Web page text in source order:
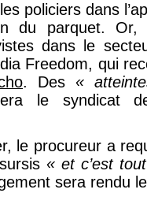
policiers dans
du parquet. Or,
dans le
Freedom, qui
. Des «
le syndicat
le procureur a
sursis« et c’est
sera rendu